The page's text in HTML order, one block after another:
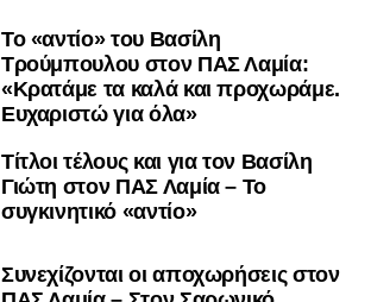
Το «αντίο» του Βασίλη
Τρούμπουλου στον ΠΑΣ Λαμία:
«Κρατάμε τα καλά και προχωράμε.
Ευχαριστώ για όλα»
Τίτλοι τέλους και για τον Βασίλη
Γιώτη στον ΠΑΣ Λαμία – Το
συγκινητικό «αντίο»
Συνεχίζονται οι αποχωρήσεις στον